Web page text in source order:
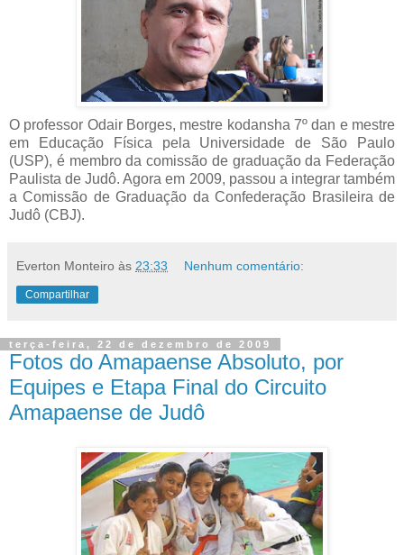
O professor Odair Borges, mestre kodansha 7º dan e mestre
em Educação Física pela Universidade de São Paulo
(USP), é membro da comissão de graduação da Federação
Paulista de Judô. Agora em 2009, passou a integrar também
a Comissão de Graduação da Confederação Brasileira de
Judô (CBJ).
Everton Monteiro às 23:33 Nenhum comentário:
Compartilhar
terça-feira, 22 de dezembro de 2009
Fotos do Amapaense Absoluto, por
Equipes e Etapa Final do Circuito
Amapaense de Judô